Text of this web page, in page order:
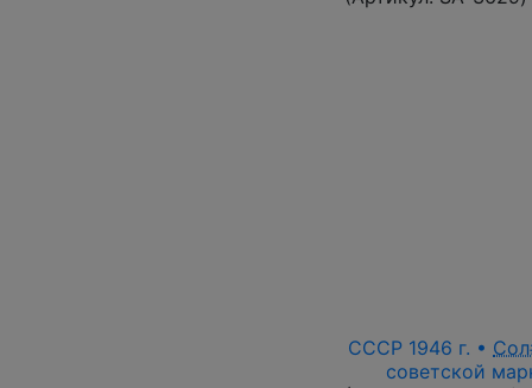
СССР 1946 г. •
советской